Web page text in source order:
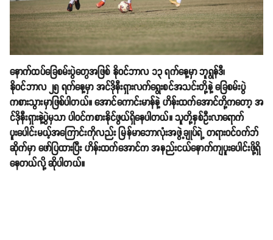
နောက်ထပ်ခြေစမ်းပွဲတွေအဖြစ် နိုဝင်ဘာလ ၁၃ ရက်နေ့မှာ ဘူရွန်ဒီ၊
နိုဝင်ဘာလ ၂၅ ရက်နေ့မှာ အင်ဒိုနီးရှားလက်ရွေးစင်အသင်းတို့နဲ့ ခြေစမ်းပွဲ
ကစားသွားမှာဖြစ်ပါတယ်။ အောင်ကောင်းမာန်နဲ့ ဟိန်းထက်အောင်တို့ကတော့ အ
င်ဒိုနီးရှားနဲ့ပွဲမှသာ ပါဝင်ကစားနိုင်ဖွယ်ရှိနေပါတယ်။ သူတို့နှစ်ဦးလာရောက်
ပူးပေါင်းမယ့်အကြောင်းကိုလည်း မြန်မာဘောလုံးအဖွဲ့ချုပ်ရဲ့ တရားဝင်ဝက်ဘ်
ဆိုက်မှာ ဖော်ပြထားပြီး ဟိန်းထက်အောင်က အနည်းငယ်နောက်ကျပူးပေါင်းဖို့ရှိ
နေတယ်လို့ ဆိုပါတယ်။